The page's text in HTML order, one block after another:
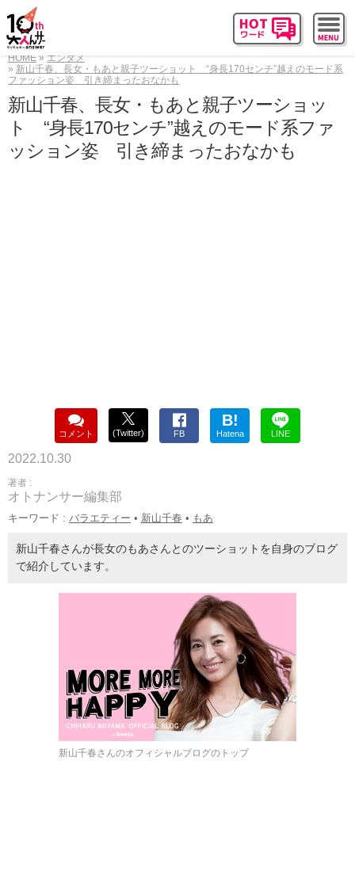
HOME
エンタメ
新山千春、長女・もあと親子ツーショット “身長170センチ”越えのモード系
ファッション姿 引き締まったおなかも
新山千春、長女・もあと親子ツーショッ
ト “身長170センチ”越えのモード系ファ
ッション姿 引き締まったおなかも
コメント (Twitter) FB
B!
Hatena LINE
2022.10.30
著者 :
オトナンサー編集部
キーワード : バラエティー • 新山千春 • もあ
新山千春さんが長女のもあさんとのツーショットを自身のブログ
で紹介しています。
新山千春さんのオフィシャルブログのトップ